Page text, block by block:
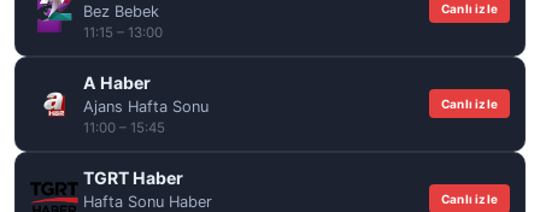
Bez Bebek
11:15 – 13:00
Canlı izle
A Haber
Ajans Hafta Sonu
11:00 – 15:45
Canlı izle
TGRT Haber
Hafta Sonu Haber Canlı izle